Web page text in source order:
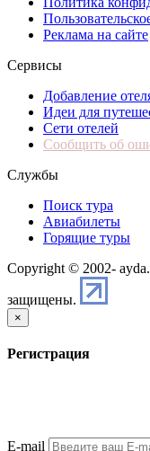
Реклама на сайте
Сервисы
Добавление
Идеи для
Сети отелей
Сообщить об
Службы
Поиск тура
Авиабилеты
Горящие туры
Copyright © 2002-
защищены.
×
Регистрация
E-mail